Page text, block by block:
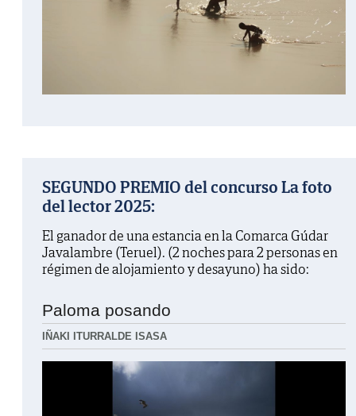
SEGUNDO PREMIO del concurso La foto
del lector 2025:
El ganador de una estancia en la Comarca Gúdar
Javalambre (Teruel). (2 noches para 2 personas en
régimen de alojamiento y desayuno) ha sido:
Paloma posando
IÑAKI ITURRALDE ISASA